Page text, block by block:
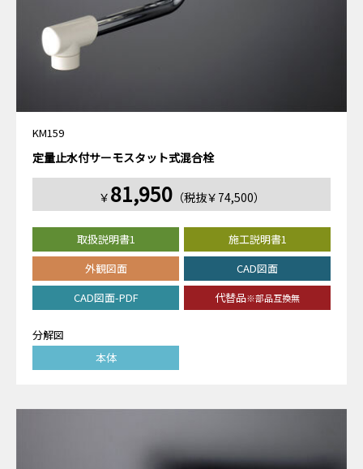
KM159
定量止水付サーモスタット式混合栓
￥ 81,950（税抜￥74,500）
取扱説明書1
施工説明書1
外観図面
CAD図面
CAD図面-PDF
代替品※部品互換無
分解図
本体